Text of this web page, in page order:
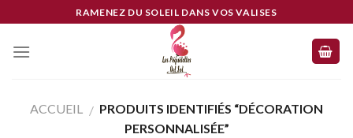
to
content
RAMENEZ DU SOLEIL DANS VOS VALISES
ACCUEIL / PRODUITS IDENTIFIÉS “DÉCORATION
PERSONNALISÉE”